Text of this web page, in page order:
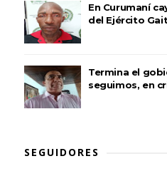
En Curumaní
del Ejército
Termina el
seguimos, en
SEGUIDORES